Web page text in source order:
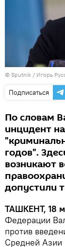
© Sputnik / Игорь
Подписаться
По словам
инцидент
годов".
возникают
допустили
ТАШКЕНТ, 18
Федерации
против
Средней Азии